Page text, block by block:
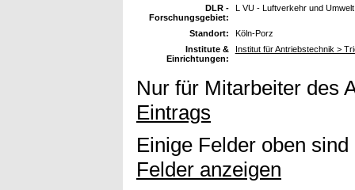
DLR -
Forschungsgebiet:
L VU - Luftverkehr und Umwelt
Standort:
Köln-Porz
Institute &
Einrichtungen:
Institut für Antriebstechnik >
Nur für Mitarbeiter des
Eintrags
Einige Felder oben
Felder anzeigen